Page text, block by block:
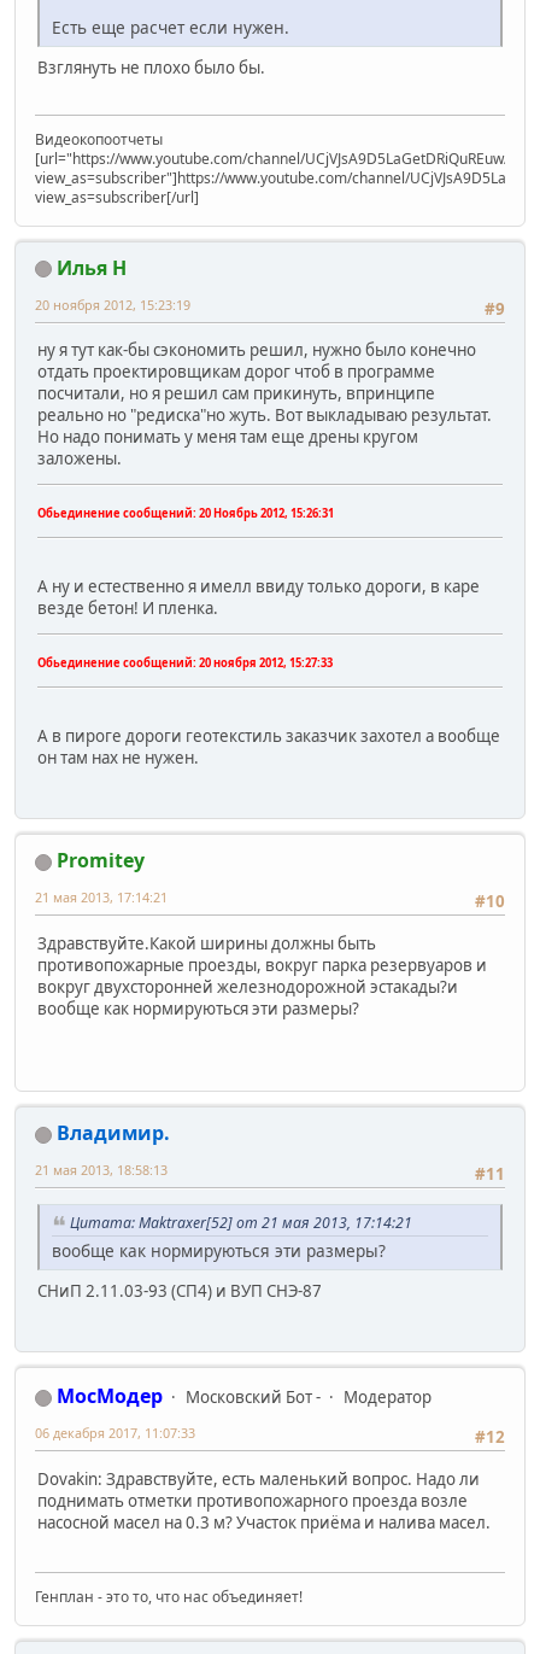
Есть еще расчет если нужен.
Взглянуть не плохо было бы.
Видеокопоотчеты
[url="https://www.youtube.com/channel/UCjVJsA9D5LaGetDRiQuREuw/
view_as=subscriber"]https://www.youtube.com/channel/
view_as=subscriber[/url]
Илья Н
#9
20 ноября 2012, 15:23:19
ну я тут как-бы сэкономить решил, нужно было конечно
отдать проектировщикам дорог чтоб в программе
посчитали, но я решил сам прикинуть, впринципе
реально но "редиска"но жуть. Вот выкладываю результат.
Но надо понимать у меня там еще дрены кругом
заложены.
Обьединение сообщений: 20 Ноябрь 2012, 15:26:31
А ну и естественно я имелл ввиду только дороги, в каре
везде бетон! И пленка.
Обьединение сообщений: 20 ноября 2012, 15:27:33
А в пироге дороги геотекстиль заказчик захотел а вообще
он там нах не нужен.
Promitey
#10
21 мая 2013, 17:14:21
Здравствуйте.Какой ширины должны быть
противопожарные проезды, вокруг парка резервуаров и
вокруг двухсторонней железнодорожной эстакады?и
вообще как нормируються эти размеры?
Владимир.
#11
21 мая 2013, 18:58:13
Цитата: Maktraxer[52] от 21 мая 2013, 17:14:21
вообще как нормируються эти размеры?
СНиП 2.11.03-93 (СП4) и ВУП СНЭ-87
МосМодер Московский Бот -
Модератор
#12
06 декабря 2017, 11:07:33
Dovakin: Здравствуйте, есть маленький вопрос. Надо ли
поднимать отметки противопожарного проезда возле
насосной масел на 0.3 м? Участок приёма и налива масел.
Генплан - это то, что нас объединяет!